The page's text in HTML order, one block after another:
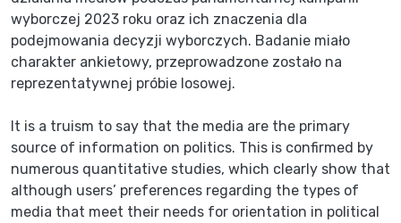
wyborczej 2023 roku oraz ich znaczenia dla
podejmowania decyzji wyborczych. Badanie miało
charakter ankietowy, przeprowadzone zostało na
reprezentatywnej próbie losowej.
It is a truism to say that the media are the primary
source of information on politics. This is confirmed by
numerous quantitative studies, which clearly show that
although users’ preferences regarding the types of
media that meet their needs for orientation in political